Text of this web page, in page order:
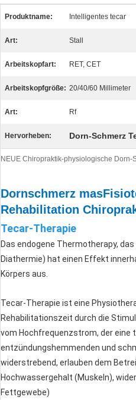
Produktname: Intelligentes tecar
Art: Stall
Arbeitskopfart: RET, CET
Arbeitskopfgröße: 20/40/60 Millimeter
Art: Rf
Hervorheben: Dorn-Schmerz
NEUE Chiropraktik-physiologische Dorn-
Dornschmerz
Rehabilitation
Tecar-Therapie
Das endogene Thermotherapy,
Diathermie) hat einen Effekt
Körpers aus.
Tecar-Therapie ist eine
Rehabilitationszeit durch die
vom Hochfrequenzstrom, der eine
entzündungshemmenden und
widerstrebend, erlauben dem
Hochwassergehalt (Muskeln),
Fettgewebe)